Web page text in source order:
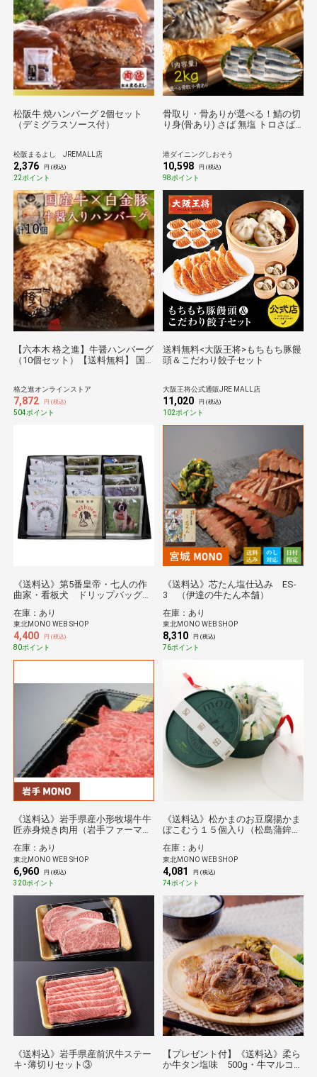
松阪牛 焼ハンバーグ 2個セット
（デミグラスソース付）
松阪まるよし JREMALL店
2,376 円 (税込)
22ポイント
骨取り・骨ありが選べる！鯖の切
り身(骨あり) さば 無塩 トロさば
おかず おつまみ 乾き物 酒の肴 贈
り物 お取り寄せ 食べ物 絶品 ギフ
ト
港ダイニングしおそう
10,598 円 (税込)
98ポイント
【六本木 格之進】牛醤ハンバーグ
（10個セット）【送料無料】 国
格之進オンラインストア
7,872 円 (税込)
504ポイント
送料無料<大阪王将>もちもち豚饅
頭＆こだわり餃子セット
大阪王将公式通販JRE MALL店
11,020 円 (税込)
102ポイント
《送料込》第5番皇帝・七人の作
曲家・看板犬 ドリップバッグ詰
在庫：あり
東北MONO WEB SHOP
4,400 円 (税込)
80ポイント
《送料込》芯たん塩仕込み ES-
3 （伊達の牛たん本舗）
在庫：あり
東北MONO WEB SHOP
8,310 円 (税込)
76ポイント
《送料込》岩手県産小形牧場牛牛
匠赤身焼き肉用（岩手ファーマー
在庫：あり
東北MONO WEB SHOP
6,960 円 (税込)
320ポイント
《送料込》松かまのお豆腐揚かま
ぼこむう１５個入り（松島蒲鉾本
在庫：あり
東北MONO WEB SHOP
4,081 円 (税込)
74ポイント
《送料込》岩手県産前沢牛ステー
キ･薄切りセット③
【プレゼント付】《送料込》柔ら
か牛タン塩味 500g・牛マルコロ